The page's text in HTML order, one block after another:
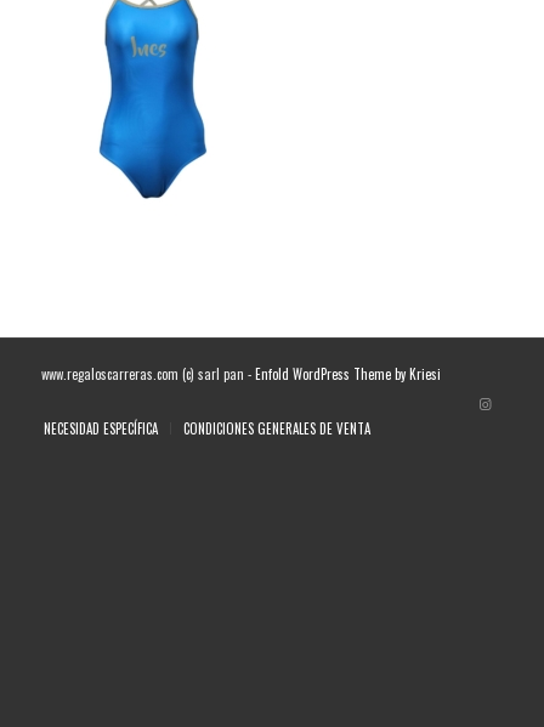
www.regaloscarreras.com (c) sarl pan -Enfold WordPress Theme by Kriesi
NECESIDAD ESPECÍFICA CONDICIONES GENERALES DE VENTA